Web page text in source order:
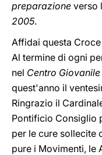
preparazione verso
2005.
Affidai questa
Al termine di ogni
nel Centro
quest'anno il
Ringrazio il
Pontificio Consiglio
per le cure sollecite
pure i Movimenti, le